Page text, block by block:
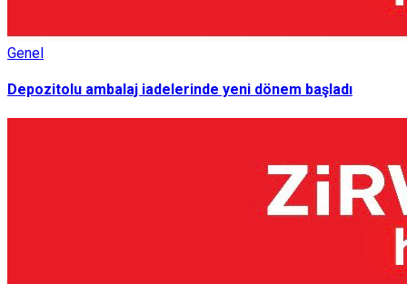
Genel
Depozitolu ambalaj iadelerinde yeni dönem başladı